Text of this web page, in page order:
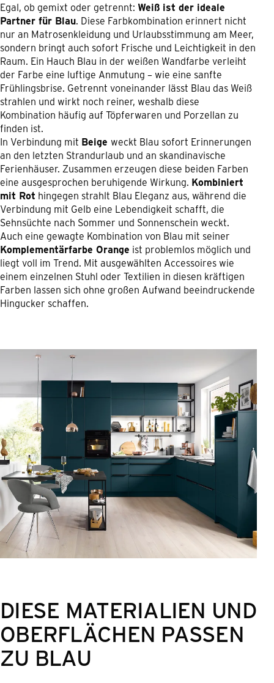
Egal, ob gemixt oder getrennt: Weiß ist der ideale
Partner für Blau. Diese Farbkombination erinnert nicht
nur an Matrosenkleidung und Urlaubsstimmung am Meer,
sondern bringt auch sofort Frische und Leichtigkeit in den
Raum. Ein Hauch Blau in der weißen Wandfarbe verleiht
der Farbe eine luftige Anmutung – wie eine sanfte
Frühlingsbrise. Getrennt voneinander lässt Blau das Weiß
strahlen und wirkt noch reiner, weshalb diese
Kombination häufig auf Töpferwaren und Porzellan zu
finden ist.
In Verbindung mit Beige weckt Blau sofort Erinnerungen
an den letzten Strandurlaub und an skandinavische
Ferienhäuser. Zusammen erzeugen diese beiden Farben
eine ausgesprochen beruhigende Wirkung. Kombiniert
mit Rot hingegen strahlt Blau Eleganz aus, während die
Verbindung mit Gelb eine Lebendigkeit schafft, die
Sehnsüchte nach Sommer und Sonnenschein weckt.
Auch eine gewagte Kombination von Blau mit seiner
Komplementärfarbe Orange ist problemlos möglich und
liegt voll im Trend. Mit ausgewählten Accessoires wie
einem einzelnen Stuhl oder Textilien in diesen kräftigen
Farben lassen sich ohne großen Aufwand beeindruckende
Hingucker schaffen.
DIESE MATERIALIEN UND
OBERFLÄCHEN PASSEN
ZU BLAU